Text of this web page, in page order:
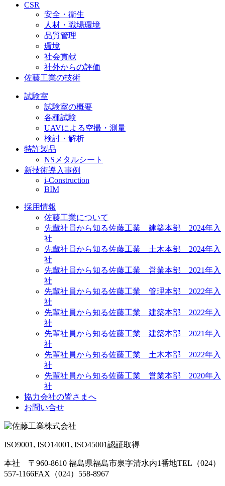
CSR
安全・衛生
人材・職場環境
品質管理
環境
社会貢献
社外からの評価
佐藤工業の技術
試験室
試験室の概要
各種試験
UAVによる空撮・測量
検討・解析
特許製品
NSメタルシート
新技術導入事例
i-Construction
BIM
採用情報
佐藤工業について
先輩社員から知る佐藤工業 建築本部 2024年入
社
先輩社員から知る佐藤工業 土木本部 2024年入
社
先輩社員から知る佐藤工業 営業本部 2021年入
社
先輩社員から知る佐藤工業 管理本部 2022年入
社
先輩社員から知る佐藤工業 建築本部 2022年入
社
先輩社員から知る佐藤工業 建築本部 2021年入
社
先輩社員から知る佐藤工業 土木本部 2022年入
社
先輩社員から知る佐藤工業 営業本部 2020年入
社
協力会社の皆さまへ
お問い合せ
ISO9001､ISO14001､ISO45001認証取得
本社 〒960-8610 福島県福島市泉字清水内1番地TEL（024）
557-1166FAX（024）558-8967